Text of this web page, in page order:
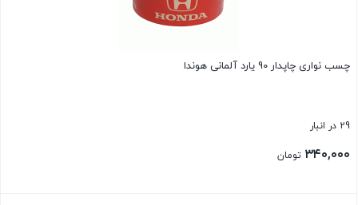
چسب نواری چاپدار 90 یارد آلمانی هوندا
29 در انبار
۳۴۰,۰۰۰ تومان